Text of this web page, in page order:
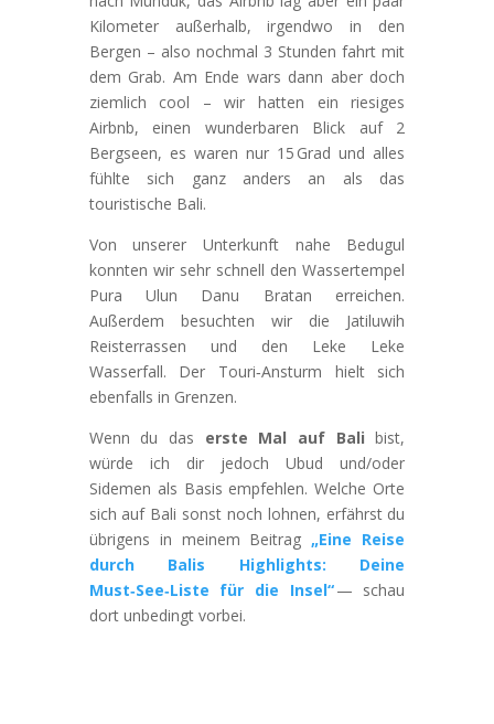
Kilometer außerhalb, irgendwo in den
Bergen – also nochmal 3 Stunden fahrt mit
dem Grab. Am Ende wars dann aber doch
ziemlich cool – wir hatten ein riesiges
Airbnb, einen wunderbaren Blick auf 2
Bergseen, es waren nur 15 Grad und alles
fühlte sich ganz anders an als das
touristische Bali.
Von unserer Unterkunft nahe Bedugul
konnten wir sehr schnell den Wassertempel
Pura Ulun Danu Bratan erreichen.
Außerdem besuchten wir die Jatiluwih
Reisterrassen und den Leke Leke
Wasserfall. Der Touri‑Ansturm hielt sich
ebenfalls in Grenzen.
Wenn du das erste Mal auf Bali bist,
würde ich dir jedoch Ubud und/oder
Sidemen als Basis empfehlen. Welche Orte
sich auf Bali sonst noch lohnen, erfährst du
übrigens in meinem Beitrag „Eine Reise
durch Balis Highlights: Deine
Must‑See‑Liste für die Insel“— schau
dort unbedingt vorbei.